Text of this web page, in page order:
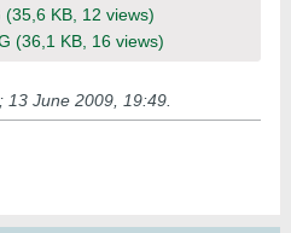
(35,6 KB, 12 views)
(36,1 KB, 16 views)
; 13 June 2009, 19:49